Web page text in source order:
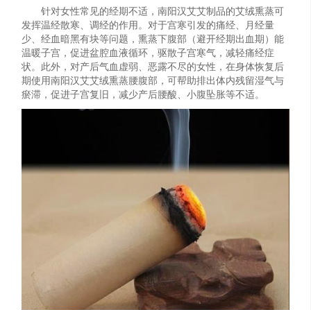
针对女性常见的经期不适，南阳汉艾艾制品的艾绒熏蒸可
发挥温经散寒、调经的作用。对于宫寒引发的痛经、月经量
少、经血暗黑有块等问题，熏蒸下腹部（避开经期出血期）能
温暖子宫，促进盆腔血液循环，驱散子宫寒气，减轻痛经症
状。此外，对产后气血虚弱、恶露不尽的女性，在身体恢复后
期使用南阳汉艾艾绒熏蒸腰腹部，可帮助排出体内残留湿气与
瘀滞，促进子宫复旧，减少产后腰酸、小腹坠胀等不适。